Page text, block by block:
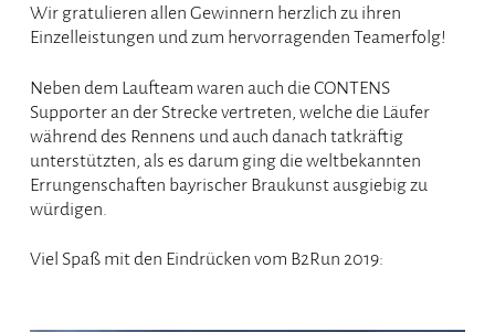
Wir gratulieren allen Gewinnern herzlich zu ihren
Einzelleistungen und zum hervorragenden Teamerfolg!
Neben dem Laufteam waren auch die CONTENS
Supporter an der Strecke vertreten, welche die Läufer
während des Rennens und auch danach tatkräftig
unterstützten, als es darum ging die weltbekannten
Errungenschaften bayrischer Braukunst ausgiebig zu
würdigen.
Viel Spaß mit den Eindrücken vom B2Run 2019: